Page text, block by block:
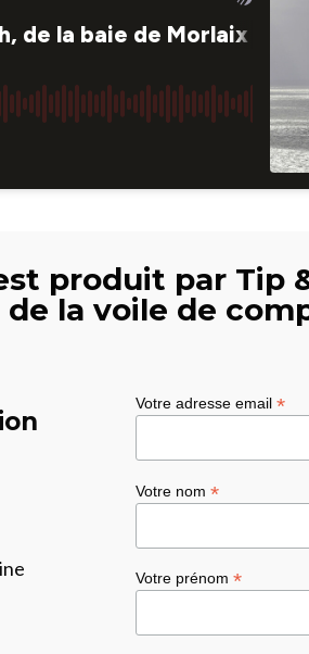
produit par Tip
la voile de
Votre adresse email *
Votre nom *
Votre prénom *